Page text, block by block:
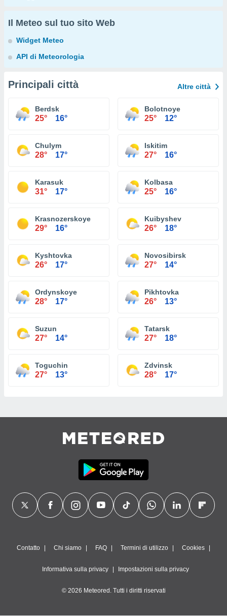
Il Meteo sul tuo sito Web
Widget Meteo
API di Meteorologia
Principali città Altre città
Berdsk
25° 16°
Bolotnoye
25° 12°
Chulym
28° 17°
Iskitim
27° 16°
Karasuk
31° 17°
Kolbasa
25° 16°
Krasnozerskoye
29° 16°
Kuibyshev
26° 18°
Kyshtovka
26° 17°
Novosibirsk
27° 14°
Ordynskoye
28° 17°
Pikhtovka
26° 13°
Suzun
27° 14°
Tatarsk
27° 18°
Toguchin
27° 13°
Zdvinsk
28° 17°
Contatto Chi siamo FAQ Termini di utilizzo Cookies
Informativa sulla privacy Impostazioni sulla privacy
© 2026 Meteored. Tutti i diritti riservati